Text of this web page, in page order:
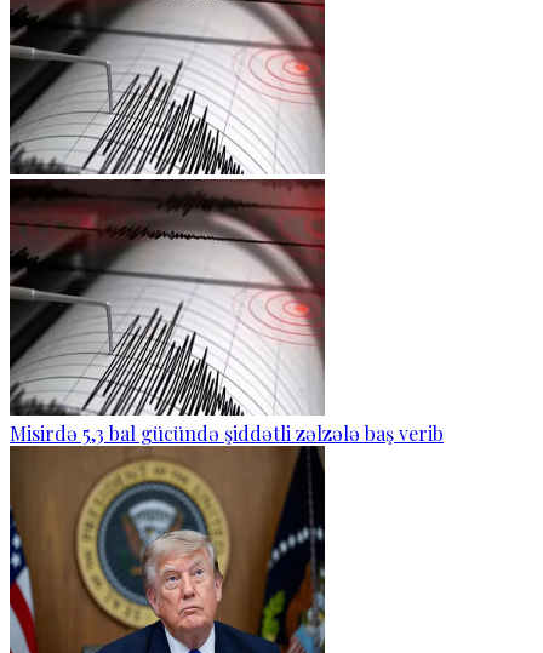
Misirdə 5,3 bal gücündə şiddətli zəlzələ baş verib